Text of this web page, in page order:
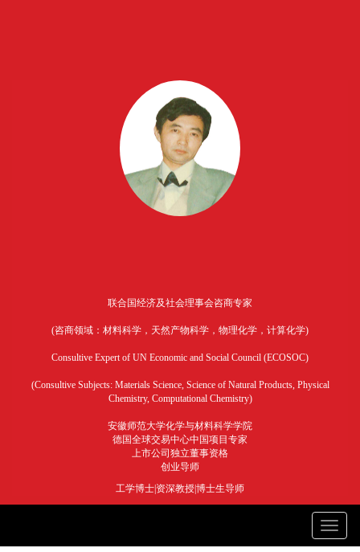
联合国经济及社会理事会咨商专家
(咨商领域：材料科学，天然产物科学，物理化学，计算化学)
Consultive Expert of UN Economic and Social Council (ECOSOC)
(Consultive Subjects: Materials Science, Science of Natural Products, Physical
Chemistry, Computational Chemistry)
安徽师范大学化学与材料科学学院
德国全球交易中心中国项目专家
上市公司独立董事资格
创业导师
工学博士|资深教授|博士生导师
Toggle